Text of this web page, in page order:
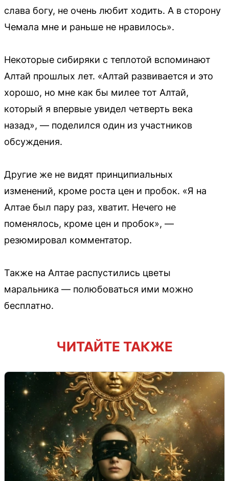
слава богу, не очень любит ходить. А в сторону
Чемала мне и раньше не нравилось».
Некоторые сибиряки с теплотой вспоминают
Алтай прошлых лет. «Алтай развивается и это
хорошо, но мне как бы милее тот Алтай,
который я впервые увидел четверть века
назад», — поделился один из участников
обсуждения.
Другие же не видят принципиальных
изменений, кроме роста цен и пробок. «Я на
Алтае был пару раз, хватит. Нечего не
поменялось, кроме цен и пробок», —
резюмировал комментатор.
Также на Алтае распустились цветы
маральника — полюбоваться ими можно
бесплатно.
ЧИТАЙТЕ ТАКЖЕ